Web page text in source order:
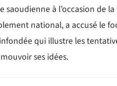
à l’occasion de
national, a accusé le
qui illustre les
ses idées.